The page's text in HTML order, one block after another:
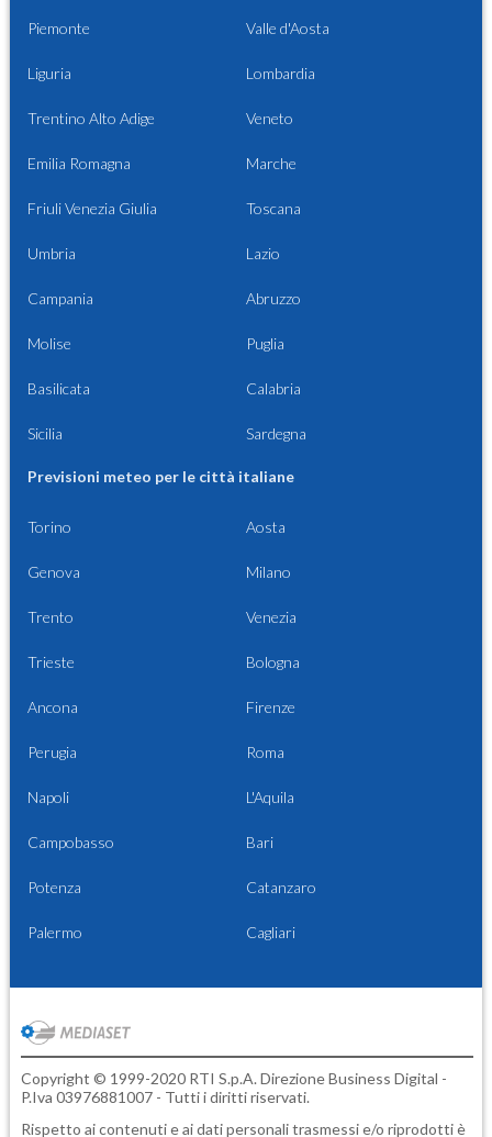
Piemonte Valle d'Aosta
Liguria Lombardia
Trentino Alto Adige Veneto
Emilia Romagna Marche
Friuli Venezia Giulia Toscana
Umbria Lazio
Campania Abruzzo
Molise Puglia
Basilicata Calabria
Sicilia Sardegna
Previsioni meteo per le città italiane
Torino Aosta
Genova Milano
Trento Venezia
Trieste Bologna
Ancona Firenze
Perugia Roma
Napoli L'Aquila
Campobasso Bari
Potenza Catanzaro
Palermo Cagliari
Copyright © 1999-2020 RTI S.p.A. Direzione Business Digital -
P.Iva 03976881007 - Tutti i diritti riservati.
Rispetto ai contenuti e ai dati personali trasmessi e/o riprodotti è